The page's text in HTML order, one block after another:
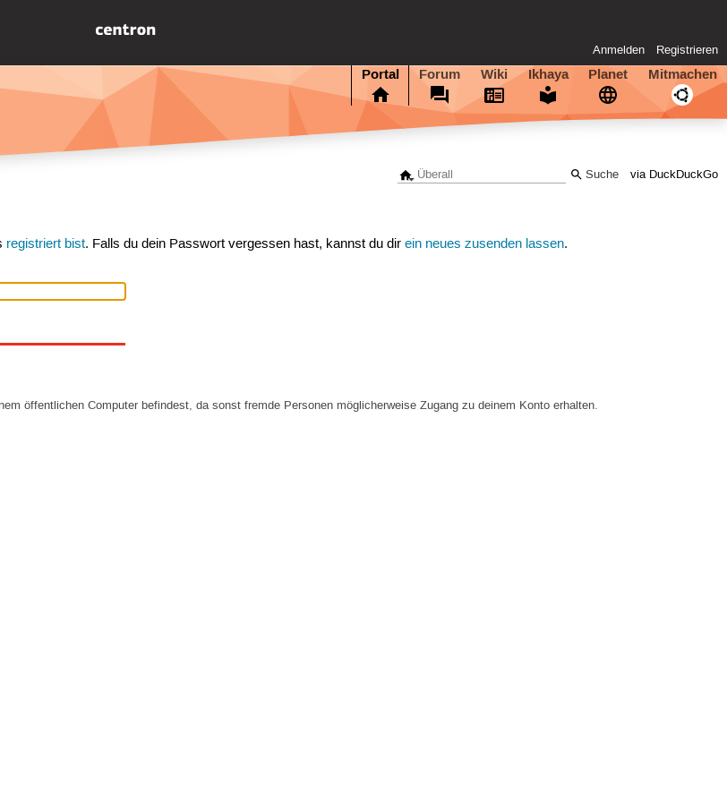
Anmelden Registrieren
Portal Forum Wiki Ikhaya Planet Mitmachen
via DuckDuckGo
registriert bist. Falls du dein Passwort vergessen hast, kannst du direin neues zusenden lassen.
öffentlichen Computer befindest, da sonst fremde Personen möglicherweise Zugang zu deinem Konto erhalten.